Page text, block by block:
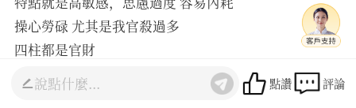
操心勞碌 尤其是我官殺過多
四柱都是官財
意味著能掙錢但承擔不了太多錢
點讚 評論